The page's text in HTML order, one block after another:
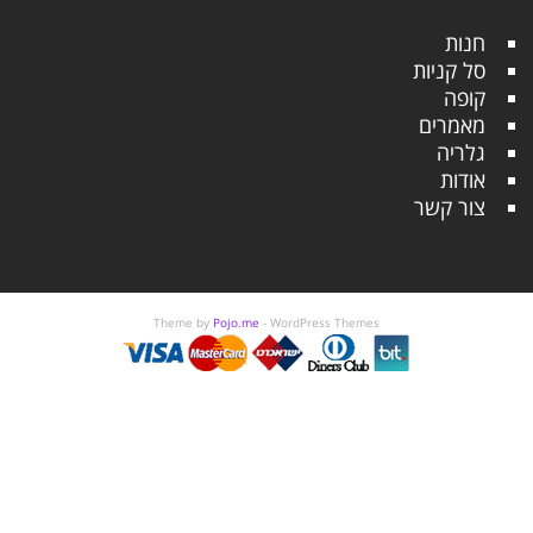
חנות
סל קניות
קופה
מאמרים
גלריה
אודות
צור קשר
Theme by Pojo.me - WordPress Themes